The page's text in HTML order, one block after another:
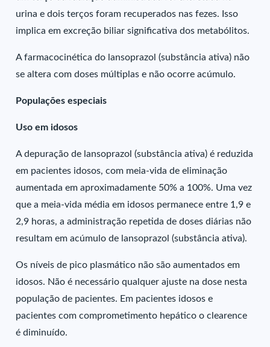
urina e dois terços foram recuperados nas fezes. Isso
implica em excreção biliar significativa dos metabólitos.
A farmacocinética do lansoprazol (substância ativa) não
se altera com doses múltiplas e não ocorre acúmulo.
Populações especiais
Uso em idosos
A depuração de lansoprazol (substância ativa) é reduzida
em pacientes idosos, com meia-vida de eliminação
aumentada em aproximadamente 50% a 100%. Uma vez
que a meia-vida média em idosos permanece entre 1,9 e
2,9 horas, a administração repetida de doses diárias não
resultam em acúmulo de lansoprazol (substância ativa).
Os níveis de pico plasmático não são aumentados em
idosos. Não é necessário qualquer ajuste na dose nesta
população de pacientes. Em pacientes idosos e
pacientes com comprometimento hepático o clearence
é diminuído.